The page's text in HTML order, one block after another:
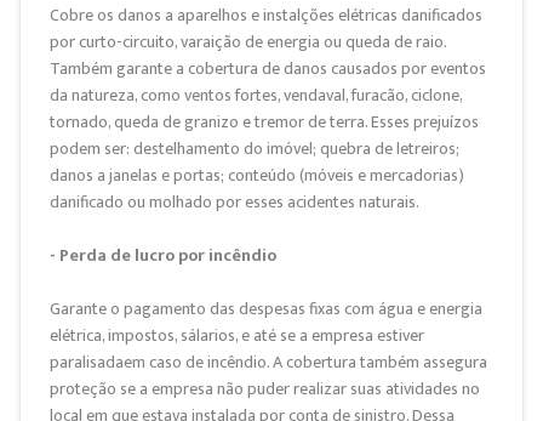
Cobre os danos a aparelhos e instalções elétricas danificados
por curto-circuito, varaição de energia ou queda de raio.
Também garante a cobertura de danos causados por eventos
da natureza, como ventos fortes, vendaval, furacão, ciclone,
tornado, queda de granizo e tremor de terra. Esses prejuízos
podem ser: destelhamento do imóvel; quebra de letreiros;
danos a janelas e portas; conteúdo (móveis e mercadorias)
danificado ou molhado por esses acidentes naturais.
- Perda de lucro por incêndio
Garante o pagamento das despesas fixas com água e energia
elétrica, impostos, sálarios, e até se a empresa estiver
paralisadaem caso de incêndio. A cobertura também assegura
proteção se a empresa não puder realizar suas atividades no